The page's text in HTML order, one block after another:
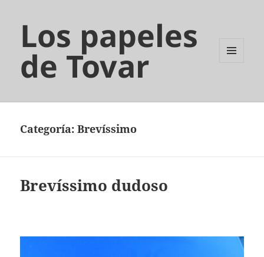
Los papeles
de Tovar
Categoría:Brevíssimo
Brevíssimo dudoso